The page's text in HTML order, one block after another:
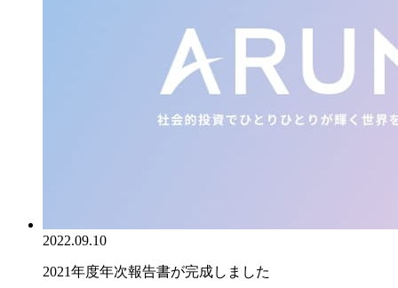
2022.09.10
2021年度年次報告書が完成しました